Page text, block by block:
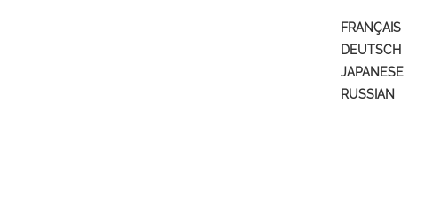
FRANÇAIS
DEUTSCH
JAPANESE
RUSSIAN